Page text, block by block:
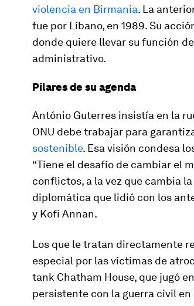
violencia en Birmania. La
fue por Líbano, en 1989. Su
donde quiere llevar su función
administrativo.
Pilares de su agenda
António Guterres insistía en la
ONU debe trabajar para
sostenible. Esa visión condesa
“Tiene el desafío de cambiar el
conflictos, a la vez que cambia
diplomática que lidió con los
y Kofi Annan.
Los que le tratan directamente
especial por las víctimas de
tank Chatham House, que jugó
persistente con la guerra civil en